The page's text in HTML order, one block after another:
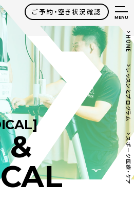
ご予約・空き状況確認
MENU
HOME
レッスンとプログラム
スポーツ医療・ケア
&